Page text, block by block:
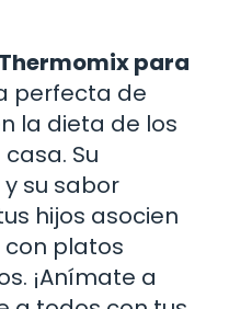
para
perfecta de
la dieta de los
Su
su sabor
hijos asocien
platos
¡Anímate a